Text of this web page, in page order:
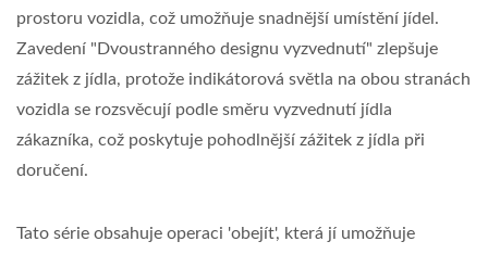
prostoru vozidla, což umožňuje snadnější umístění jídel.
Zavedení "Dvoustranného designu vyzvednutí" zlepšuje
zážitek z jídla, protože indikátorová světla na obou stranách
vozidla se rozsvěcují podle směru vyzvednutí jídla
zákazníka, což poskytuje pohodlnější zážitek z jídla při
doručení.
Tato série obsahuje operaci 'obejít', která jí umožňuje